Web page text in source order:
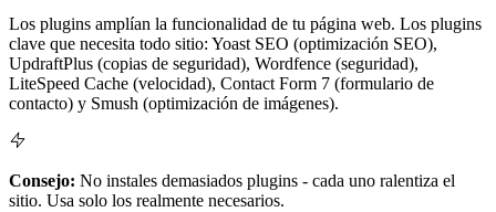
Los plugins amplían la funcionalidad de tu página web. Los plugins
clave que necesita todo sitio: Yoast SEO (optimización SEO),
UpdraftPlus (copias de seguridad), Wordfence (seguridad),
LiteSpeed Cache (velocidad), Contact Form 7 (formulario de
contacto) y Smush (optimización de imágenes).
Consejo: No instales demasiados plugins - cada uno ralentiza el
sitio. Usa solo los realmente necesarios.